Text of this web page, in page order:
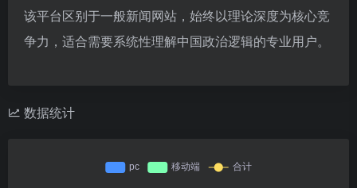
该平台区别于一般新闻网站，始终以理论深度为核心竞
争力，适合需要系统性理解中国政治逻辑的专业用户。
数据统计